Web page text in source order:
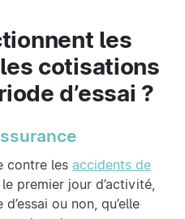
les
cotisations
d’essai ?
contre les accidents de
premier jour d’activité,
d’essai ou non, qu’elle